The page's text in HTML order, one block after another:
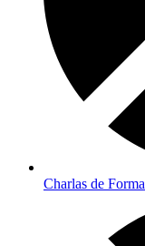
Charlas de